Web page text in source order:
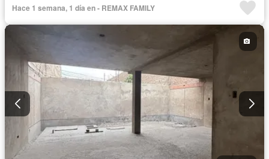
Hace 1 semana, 1 día en - REMAX FAMILY